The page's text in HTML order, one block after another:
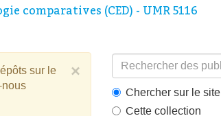
comparatives (CED) - UMR 5116
×
sur le
nous
Chercher sur le site
Cette collection